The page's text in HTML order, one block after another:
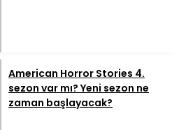
American Horror Stories 4.
sezon var mı? Yeni sezon ne
zaman başlayacak?